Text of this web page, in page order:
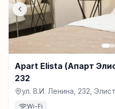
Apart Elista (Апарт
232
ул. В.И. Ленина, 232,
Wi-Fi